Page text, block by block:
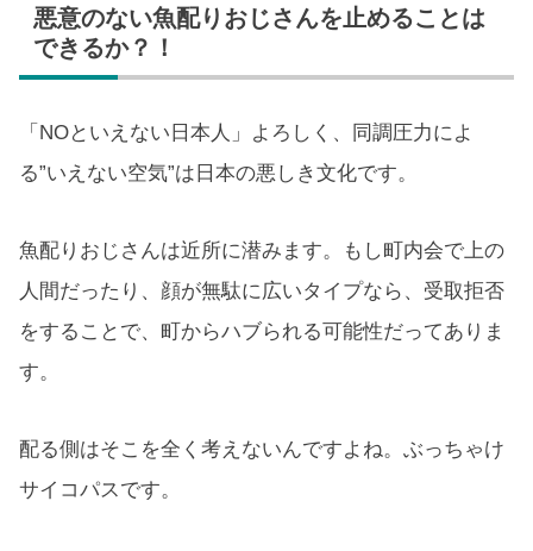
悪意のない魚配りおじさんを止めることは
できるか？！
「NOといえない日本人」よろしく、同調圧力によ
る”いえない空気”は日本の悪しき文化です。
魚配りおじさんは近所に潜みます。もし町内会で上の
人間だったり、顔が無駄に広いタイプなら、受取拒否
をすることで、町からハブられる可能性だってありま
す。
配る側はそこを全く考えないんですよね。ぶっちゃけ
サイコパスです。